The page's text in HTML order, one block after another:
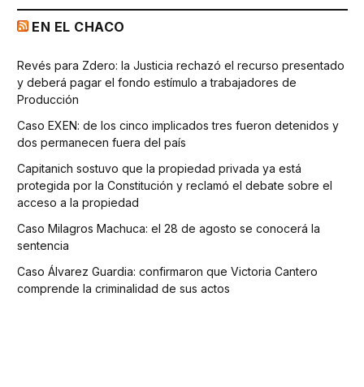
EN EL CHACO
Revés para Zdero: la Justicia rechazó el recurso presentado
y deberá pagar el fondo estímulo a trabajadores de
Producción
Caso EXEN: de los cinco implicados tres fueron detenidos y
dos permanecen fuera del país
Capitanich sostuvo que la propiedad privada ya está
protegida por la Constitución y reclamó el debate sobre el
acceso a la propiedad
Caso Milagros Machuca: el 28 de agosto se conocerá la
sentencia
Caso Álvarez Guardia: confirmaron que Victoria Cantero
comprende la criminalidad de sus actos